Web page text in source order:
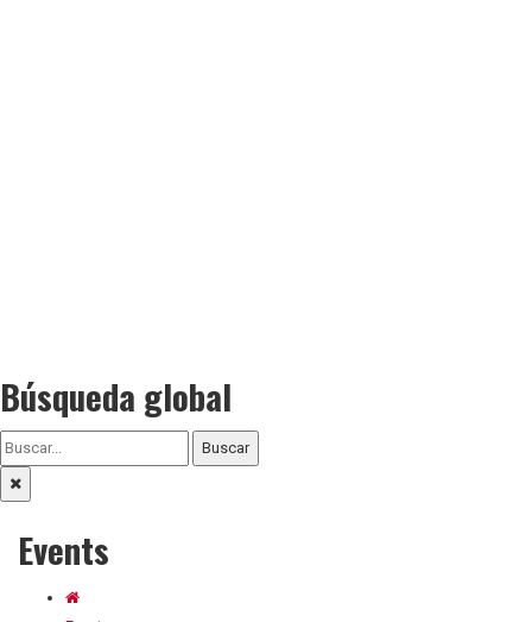
Búsqueda global
Buscar
Events